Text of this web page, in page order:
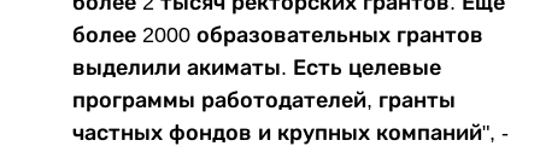
более 2000 образовательных грантов
выделили акиматы. Есть целевые
программы работодателей, гранты
частных фондов и крупных компаний", -